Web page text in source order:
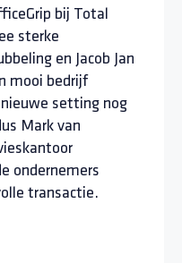
bij Total
sterke
en Jacob Jan
mooi bedrijf
setting nog
Mark van
ondernemers
transactie.